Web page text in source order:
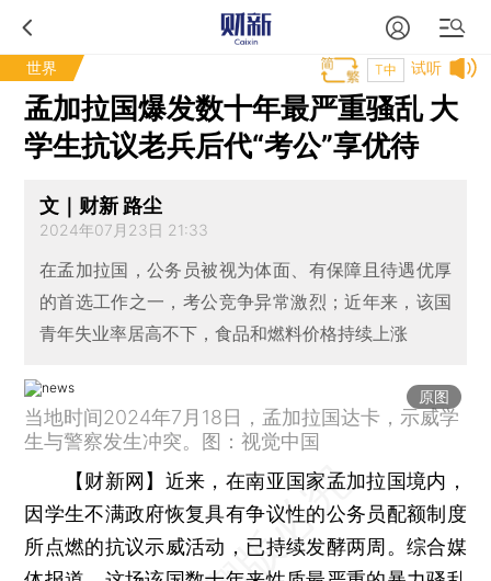
世界 试听
T中
孟加拉国爆发数十年最严重骚乱 大
学生抗议老兵后代“考公”享优待
文｜财新 路尘
2024年07月23日 21:33
在孟加拉国，公务员被视为体面、有保障且待遇优厚
的首选工作之一，考公竞争异常激烈；近年来，该国
青年失业率居高不下，食品和燃料价格持续上涨
原图
当地时间2024年7月18日，孟加拉国达卡，示威学
生与警察发生冲突。图：视觉中国
【财新网】 近来，在南亚国家孟加拉国境内，
因学生不满政府恢复具有争议性的公务员配额制度
所点燃的抗议示威活动，已持续发酵两周。综合媒